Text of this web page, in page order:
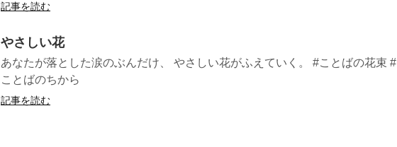
記事を読む
やさしい花
あなたが落とした涙のぶんだけ、 やさしい花がふえていく。 #ことばの花束 #
ことばのちから
記事を読む